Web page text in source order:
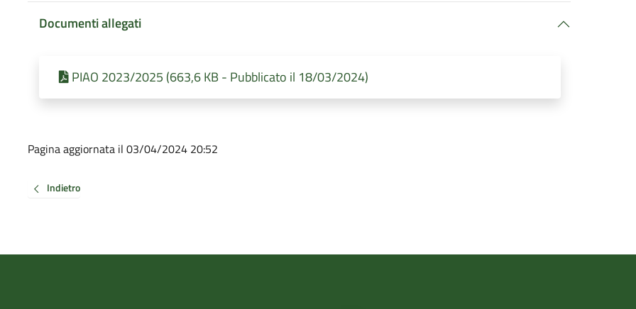
Documenti allegati
PIAO 2023/2025 (663,6 KB - Pubblicato il 18/03/2024)
Pagina aggiornata il 03/04/2024 20:52
Indietro